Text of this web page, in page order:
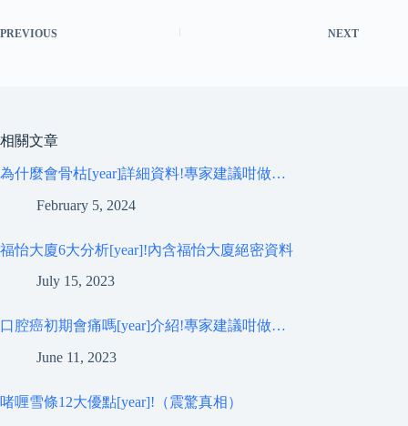
PREVIOUS NEXT
相關文章
為什麼會骨枯[year]詳細資料!專家建議咁做…
February 5, 2024
福怡大廈6大分析[year]!內含福怡大廈絕密資料
July 15, 2023
口腔癌初期會痛嗎[year]介紹!專家建議咁做…
June 11, 2023
啫喱雪條12大優點[year]!（震驚真相）